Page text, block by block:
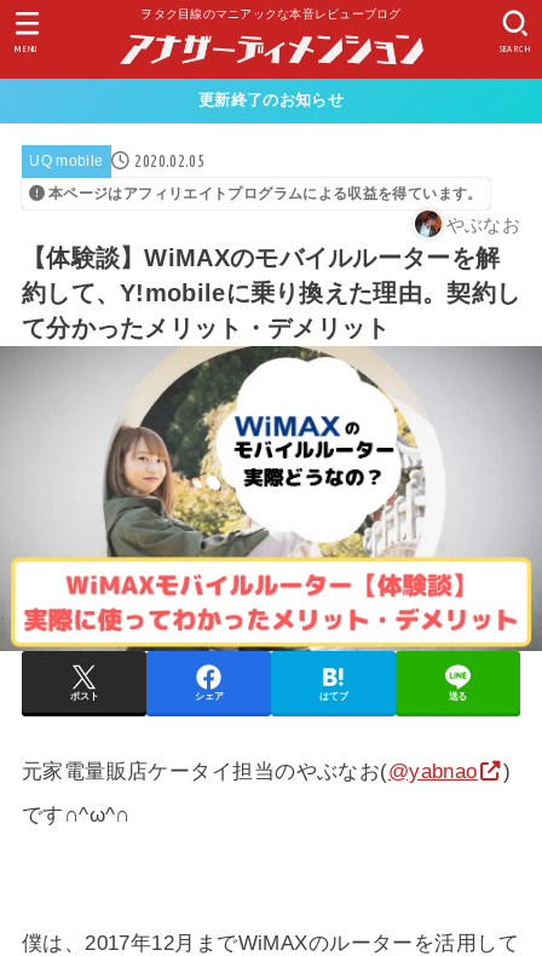
ヲタク目線のマニアックな本音レビューブログ
SEARCH
MENU
更新終了のお知らせ
UQ mobile 2020.02.05
本ページはアフィリエイトプログラムによる収益を得ています。
やぶなお
【体験談】WiMAXのモバイルルーターを解
約して、Y!mobileに乗り換えた理由。契約し
て分かったメリット・デメリット
ポスト シェア はてブ 送る
元家電量販店ケータイ担当のやぶなお(@yabnao
)
です∩^ω^∩
僕は、2017年12月までWiMAXのルーターを活用して